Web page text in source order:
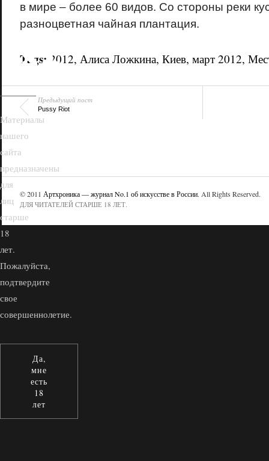
в мире – более 60 видов. Со стороны реки
разноцветная чайная плантация.
Tags: 2012, Алиса Ложкина, Киев, март 2012,
Предыдущий пост
Pussy Riot
© 2011 Артхроника — журнал No.1 об искусстве в России. All Rights Reserved.
ДЛЯ ЧИТАТЕЛЕЙ СТАРШЕ 18 ЛЕТ.
18+
Материалы
нашего
сайта
предназначены
для
лиц
старше
18
лет.
Пожалуйста,
подтвердите
свое
совершеннолетие.
Да,
мне
есть
18
лет